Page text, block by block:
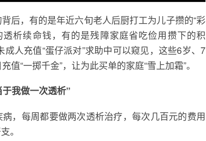
后，有的是年近六旬老人后厨打工为儿子攒的“彩
析续命钱，有的是残障家庭省吃俭用攒下的积
人充值“蛋仔派对”求助中可以窥见，这些6岁、7
值“一掷千金”，让为此买单的家庭“雪上加霜”。
我做一次透析”
，每周都要做两次透析治疗，每次几百元的费用
。